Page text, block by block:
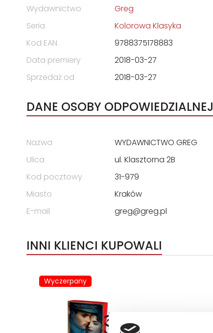
Wydawnictwo
Greg
Seria
Kolorowa Klasyka
Kod EAN
9788375178883
Data premiery
2018-03-27
Sprzedaż od
2018-03-27
DANE OSOBY ODPOWIEDZIALNEJ
Nazwa
WYDAWNICTWO GREG
Ulica
ul. Klasztorna 2B
Kod pocztowy
31-979
Miasto
Kraków
E-mail
greg@greg.pl
INNI KLIENCI KUPOWALI
Wyczerpany